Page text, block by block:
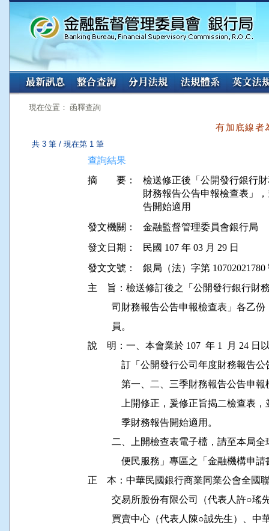
:::
現在位置： 函釋查詢
有加底線者
共 3 筆 / 現在第 1 筆
查詢結果
摘 要：
檢送修正後「公開發行銀行
財務報告公告申報檢查表」
告開始適用
發文機關：
金融監督管理委員會銀行局
發文日期：
民國 107 年 03 月 29 日
發文文號：
銀局（法）字第 10702021780
主    旨：檢送修訂後之「公開發行銀行財
司財務報告公告申報檢查表」各
          員。
說    明：一、本會業於 107  年 1  月 24 日
訂「公開發行公司年度財務報
第一、二、三季財務報告公告
上開修正，爰修正旨揭二檢查表
              季財務報告開始適用。
二、上開檢查表電子檔，請至本
便民服務」專區之「金融機構
正    本：中華民國銀行商業同業公會全國
交易所股份有限公司（代表人許○
買賣中心（代表人陳○誠先生）、